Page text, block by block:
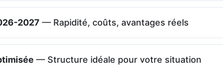
2027 — Rapidité, coûts, avantages réels
— Structure idéale pour votre situation